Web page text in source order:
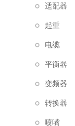
适配器
起重
电缆
平衡器
变频器
转换器
喷嘴